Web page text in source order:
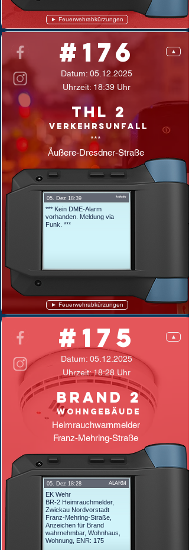
► Feuerwehrabkürzungen
#176
Datum: 05.12.2025
Uhrzeit: 18:39 Uhr
▲
THL 2
Verkehrsunfall
***
Äußere-Dresdner-Straße
*****
*** Kein DME-Alarm
vorhanden. Meldung via
Funk. ***
05. Dez 18:39
► Feuerwehrabkürzungen
#175
Datum: 05.12.2025
Uhrzeit: 18:28 Uhr
▲
Brand 2
Wohngebäude
Heimrauchwarnmelder
Franz-Mehring-Straße
ALARM
EK Wehr
BR-2 Heimrauchmelder,
Zwickau Nordvorstadt
Franz-Mehring-Straße,
Anzeichen für Brand
wahrnehmbar, Wohnhaus,
Wohnung, ENR: 175
05. Dez 18:28